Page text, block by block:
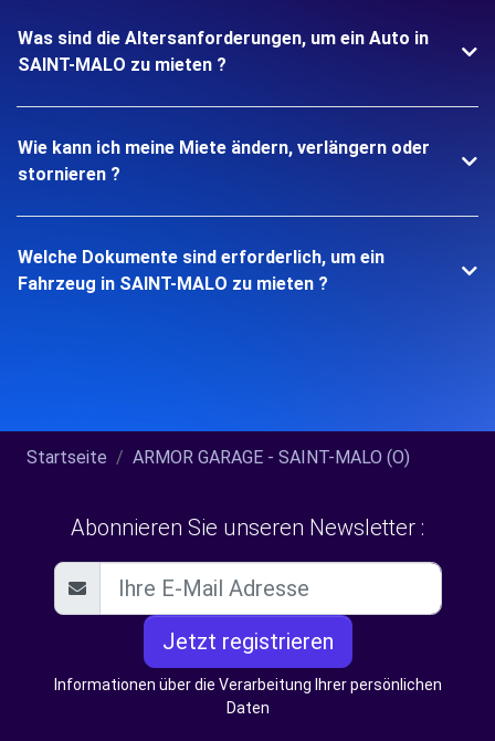
Was sind die Altersanforderungen, um ein Auto in
SAINT-MALO zu mieten ?
Wie kann ich meine Miete ändern, verlängern oder
stornieren ?
Welche Dokumente sind erforderlich, um ein
Fahrzeug in SAINT-MALO zu mieten ?
Startseite ARMOR GARAGE - SAINT-MALO (O)
Abonnieren Sie unseren Newsletter :
Jetzt registrieren
Informationen über die Verarbeitung Ihrer persönlichen
Daten